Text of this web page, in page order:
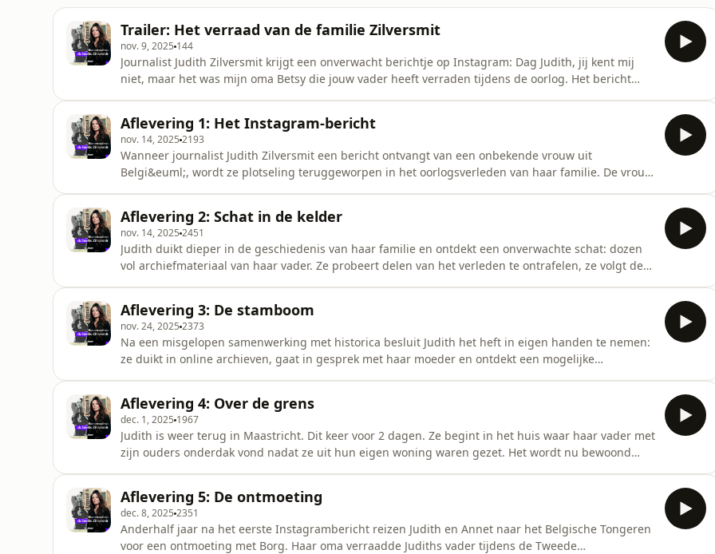
Trailer: Het verraad van de familie Zilversmit
nov. 9, 2025 144
Journalist Judith Zilversmit krijgt een onverwacht berichtje op Instagram: Dag Judith, jij kent mij
niet, maar het was mijn oma Betsy die jouw vader heeft verraden tijdens de oorlog. Het bericht
verraad &eacute;
Aflevering 1: Het Instagram-bericht
nov. 14, 2025 2193
Wanneer journalist Judith Zilversmit een bericht ontvangt van een onbekende vrouw uit
Belgi&euml;, wordt ze plotseling teruggeworpen in het oorlogsverleden van haar familie. De vrouw
met haar partner, haar moede
Aflevering 2: Schat in de kelder
nov. 14, 2025 2451
Judith duikt dieper in de geschiedenis van haar familie en ontdekt een onverwachte schat: dozen
vol archiefmateriaal van haar vader. Ze probeert delen van het verleden te ontrafelen, ze volgt de
familiegeschiedenis.&nbsp;
Aflevering 3: De stamboom
nov. 24, 2025 2373
Na een misgelopen samenwerking met historica besluit Judith het heft in eigen handen te nemen:
ze duikt in online archieven, gaat in gesprek met haar moeder en ontdekt een mogelijke
van Joods Maatschapp
Aflevering 4: Over de grens
dec. 1, 2025 1967
Judith is weer terug in Maastricht. Dit keer voor 2 dagen. Ze begint in het huis waar haar vader met
zijn ouders onderdak vond nadat ze uit hun eigen woning waren gezet. Het wordt nu bewoond
Ze wil graag af
Aflevering 5: De ontmoeting
dec. 8, 2025 2351
Anderhalf jaar na het eerste Instagrambericht reizen Judith en Annet naar het Belgische Tongeren
voor een ontmoeting met Borg. Haar oma verraadde Judiths vader tijdens de Tweede